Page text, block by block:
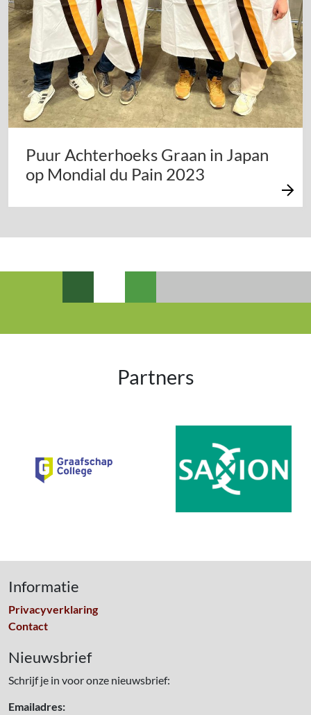
Puur Achterhoeks Graan in Japan
op Mondial du Pain 2023
Partners
Informatie
Privacyverklaring
Contact
Nieuwsbrief
Schrijf je in voor onze nieuwsbrief:
Emailadres: